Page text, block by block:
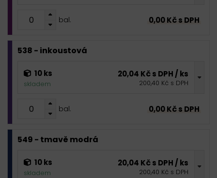
bal. 0,00 Kč s DPH
538 - inkoustová
10 ks
skladem
20,04 Kč s DPH / ks
200,40 Kč s DPH
bal. 0,00 Kč s DPH
549 - tmavě modrá
10 ks
skladem
20,04 Kč s DPH / ks
200,40 Kč s DPH